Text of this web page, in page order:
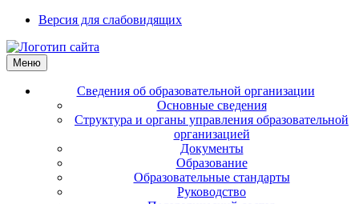
Версия для слабовидящих
Меню
Сведения об образовательной организации
Основные сведения
Структура и органы управления образовательной
организацией
Документы
Образование
Образовательные стандарты
Руководство